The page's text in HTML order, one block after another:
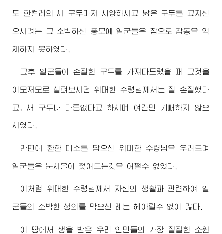
도 한컬레의 새 구두마저 사양하시고 낡은 구두를 고쳐신
으시려는 그 소박하신 풍모에 일군들은 참으로 감동을 억
제하지 못하였다.
그후 일군들이 손질한 구두를 가져다드렸을 때 그것을
이모저모로 살펴보시던위대한 수령님께서 는 잘 손질했다
고, 새 구두나 다름없다고 하시며 여간만 기뻐하지 않으
시였다.
만면에 환한 미소를 담으신 위대한 수령님을 우러르며
일군들은 눈시울이 젖어드는것을 어쩔수 없었다.
이처럼 위대한 수령님께서 자신의 생활과 관련하여 일
군들의 소박한 성의를 막으신 례는 헤아릴수 없이 많다.
이 땅에서 생을 받은 우리 인민들의 가장 절절한 소원